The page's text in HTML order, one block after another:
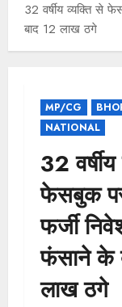
32 वर्षीय व्यक्ति से
बाद 12 लाख ठगे
MP/CG
NATIONAL
32
फेसबुक
फर्जी
फंसाने के
लाख ठगे